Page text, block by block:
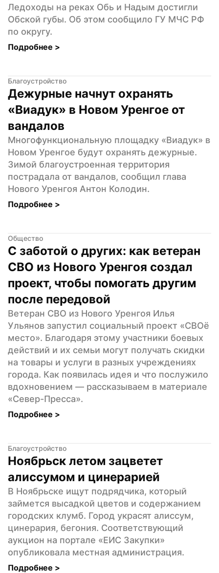
Ледоходы на реках Обь и Надым достигли
Обской губы. Об этом сообщило ГУ МЧС РФ
по округу.
Подробнее >
Благоустройство
Дежурные начнут охранять
«Виадук» в Новом Уренгое от
вандалов
Многофункциональную площадку «Виадук» в
Новом Уренгое будут охранять дежурные.
Зимой благоустроенная территория
пострадала от вандалов, сообщил глава
Нового Уренгоя Антон Колодин.
Подробнее >
Общество
С заботой о других: как ветеран
СВО из Нового Уренгоя создал
проект, чтобы помогать другим
после передовой
Ветеран СВО из Нового Уренгоя Илья
Ульянов запустил социальный проект «СВОё
место». Благодаря этому участники боевых
действий и их семьи могут получать скидки
на товары и услуги в разных учреждениях
города. Как появилась идея и что послужило
вдохновением — рассказываем в материале
«Север-Пресса».
Подробнее >
Благоустройство
Ноябрьск летом зацветет
алиссумом и цинерарией
В Ноябрьске ищут подрядчика, который
займется высадкой цветов и содержанием
городских клумб. Город украсят алиссум,
цинерария, бегония. Соответствующий
аукцион на портале «ЕИС Закупки»
опубликовала местная администрация.
Подробнее >